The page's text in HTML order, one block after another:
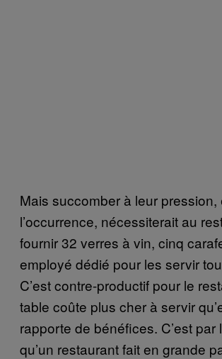
Mais succomber à leur pression,
l’occurrence, nécessiterait au
fournir 32 verres à vin, cinq
employé dédié pour les servir
C’est contre-productif pour le
table coûte plus cher à servir
rapporte de bénéfices. C’est par
qu’un restaurant fait en grande